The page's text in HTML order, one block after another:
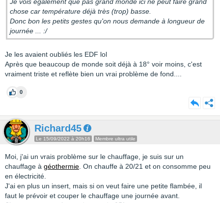
chose car température déjà très (trop) basse.
Donc bon les petits gestes qu'on nous demande à longueur de
journée ... :/
Je les avaient oubliés les EDF lol
Après que beaucoup de monde soit déjà à 18° voir moins, c'est
vraiment triste et reflète bien un vrai problème de fond....
0
Richard45
Le 15/09/2022 à 20h16 Membre ultra utile
Moi, j'ai un vrais problème sur le chauffage, je suis sur un
chauffage à géothermie . On chauffe à 20/21 et on consomme peu
en électricité.
J'ai en plus un insert, mais si on veut faire une petite flambée, il
faut le prévoir et couper le chauffage une journée avant.